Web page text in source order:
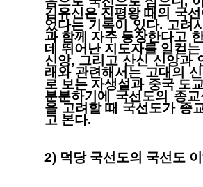
김유신은 진평왕 때의 국
었다는 기록이 있다. 고려
과 함께 자주 등장한다고
데 뛰어난 지도자를 일컫
신앙, 그리고 산신 신앙과
래와 관련해서는 고대의
로 보는 자생설과 중국 도
분분하기에 국선도의 종
을 고려할 때 국선도가 종
고 본다.
2) 덕당 국선도의 국선도